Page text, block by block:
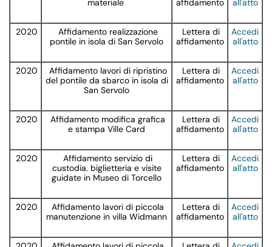
materiale
affidamento
all'atto
2020
Affidamento realizzazione
pontile in isola di San Servolo
Lettera di
affidamento
Accedi
all'atto
2020
Affidamento lavori di ripristino
del pontile da sbarco in isola di
San Servolo
Lettera di
affidamento
Accedi
all'atto
2020
Affidamento modifica grafica
e stampa Ville Card
Lettera di
affidamento
Accedi
all'atto
2020
Affidamento servizio di
custodia. biglietteria e visite
guidate in Museo di Torcello
Lettera di
affidamento
Accedi
all'atto
2020
Affidamento lavori di piccola
manutenzione in villa Widmann
Lettera di
affidamento
Accedi
all'atto